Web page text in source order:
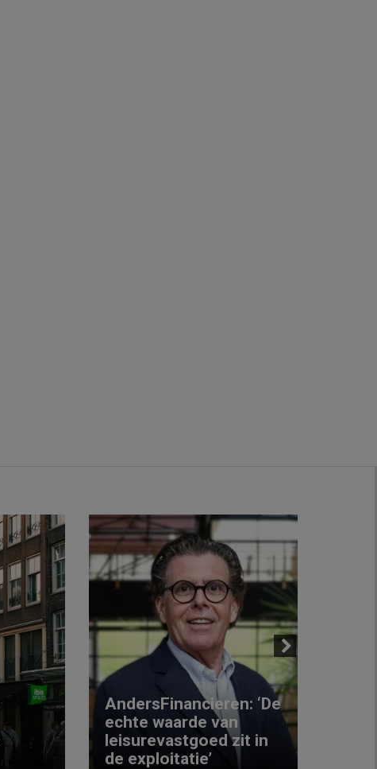
AndersFinancieren: ‘De
echte waarde van
leisurevastgoed zit in
de exploitatie’
Next